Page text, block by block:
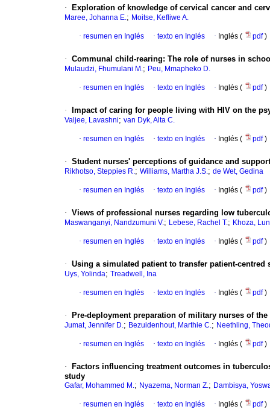
· Exploration of knowledge of cervical cancer and
Maree, Johanna E.; Moitse, Kefliwe A.
· resumen en Inglés · texto en Inglés · Inglés ( pdf)
· Communal child-rearing: The role of nurses in
Mulaudzi, Fhumulani M.; Peu, Mmapheko D.
· resumen en Inglés · texto en Inglés · Inglés ( pdf)
· Impact of caring for people living with HIV on the
Valjee, Lavashni; van Dyk, Alta C.
· resumen en Inglés · texto en Inglés · Inglés ( pdf)
· Student nurses' perceptions of guidance and
Rikhotso, Steppies R.; Williams, Martha J.S.; de Wet, Gedina
· resumen en Inglés · texto en Inglés · Inglés ( pdf)
· Views of professional nurses regarding low
Maswanganyi, Nandzumuni V.; Lebese, Rachel T.; Khoza,
· resumen en Inglés · texto en Inglés · Inglés ( pdf)
· Using a simulated patient to transfer patient-
Uys, Yolinda; Treadwell, Ina
· resumen en Inglés · texto en Inglés · Inglés ( pdf)
· Pre-deployment preparation of military nurses of
Jumat, Jennifer D.; Bezuidenhout, Marthie C.; Neethling,
· resumen en Inglés · texto en Inglés · Inglés ( pdf)
·
Factors influencing treatment outcomes in
study
Gafar, Mohammed M.; Nyazema, Norman Z.; Dambisya,
· resumen en Inglés · texto en Inglés · Inglés ( pdf)